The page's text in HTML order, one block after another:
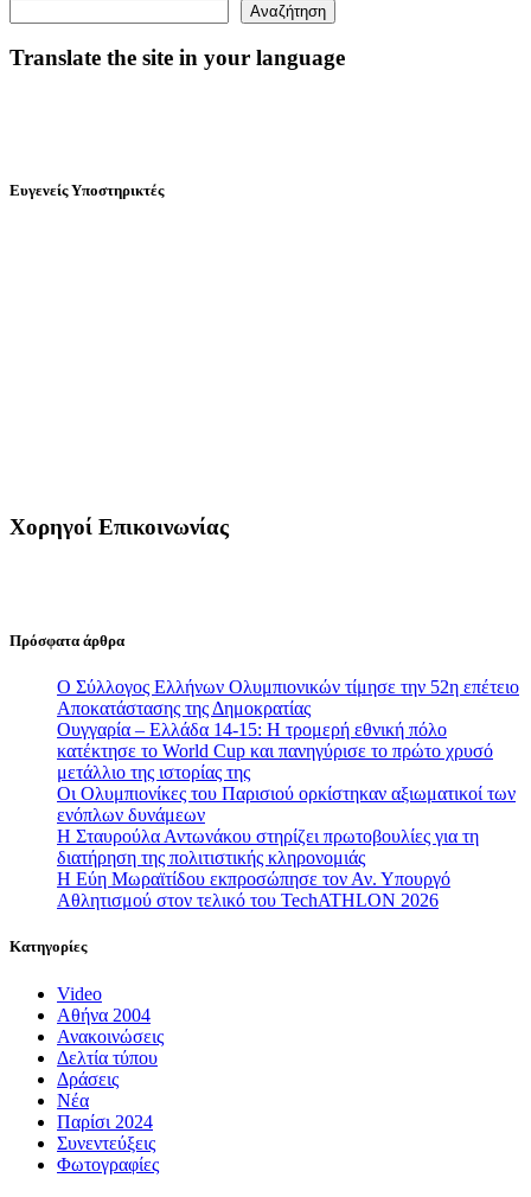
Αναζήτηση
Translate the site in your language
Ευγενείς Υποστηρικτές
Χορηγοί Επικοινωνίας
Πρόσφατα άρθρα
Ο Σύλλογος Ελλήνων Ολυμπιονικών τίμησε την 52η επέτειο
Αποκατάστασης της Δημοκρατίας
Ουγγαρία – Ελλάδα 14-15: Η τρομερή εθνική πόλο
κατέκτησε το World Cup και πανηγύρισε το πρώτο χρυσό
μετάλλιο της ιστορίας της
Οι Ολυμπιονίκες του Παρισιού ορκίστηκαν αξιωματικοί των
ενόπλων δυνάμεων
Η Σταυρούλα Αντωνάκου στηρίζει πρωτοβουλίες για τη
διατήρηση της πολιτιστικής κληρονομιάς
Η Εύη Μωραϊτίδου εκπροσώπησε τον Αν. Υπουργό
Αθλητισμού στον τελικό του TechATHLON 2026
Κατηγορίες
Video
Αθήνα 2004
Ανακοινώσεις
Δελτία τύπου
Δράσεις
Νέα
Παρίσι 2024
Συνεντεύξεις
Φωτογραφίες